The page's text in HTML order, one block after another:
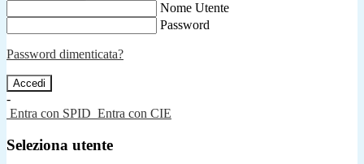
Nome Utente
Password
Password dimenticata?
-
Entra con SPID Entra con CIE
Seleziona utente